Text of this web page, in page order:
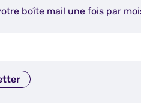
boîte mail une fois par